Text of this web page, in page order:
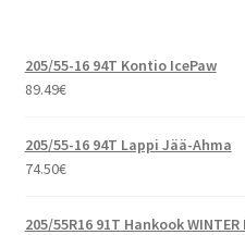
205/55-16 94T Kontio IcePaw
89.49€
205/55-16 94T Lappi Jää-Ahma
74.50€
205/55R16 91T Hankook WINTER